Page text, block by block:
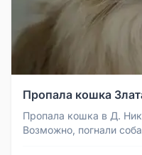
Пропала кошка
Пропала кошка в Д.
Возможно, погнали